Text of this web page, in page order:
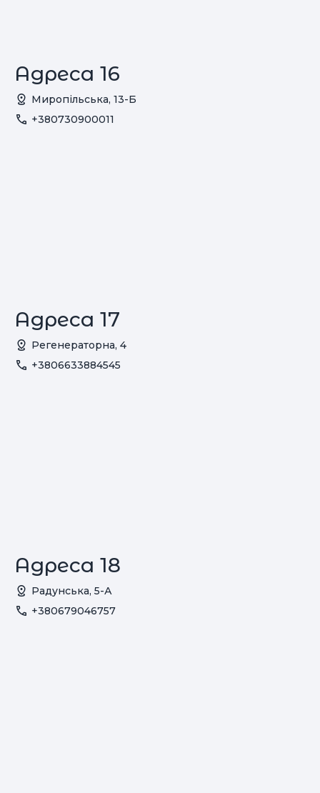
Адреса 16
Миропільська, 13-Б
+380730900011
Адреса 17
Регенераторна, 4
+3806633884545
Адреса 18
Радунська, 5-А
+380679046757